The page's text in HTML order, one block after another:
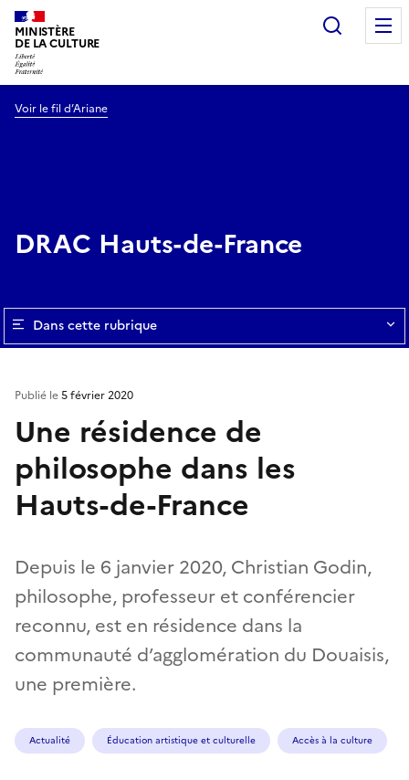
MINISTÈRE
DE LA CULTURE
Voir le fil d’Ariane
DRAC Hauts-de-France
Dans cette rubrique
Une résidence de
philosophe dans les
Hauts-de-France
Depuis le 6 janvier 2020, Christian Godin,
philosophe, professeur et conférencier
reconnu, est en résidence dans la
communauté d’agglomération du Douaisis,
une première.
Publié le5 février 2020
Actualité Éducation artistique et culturelle Accès à la culture